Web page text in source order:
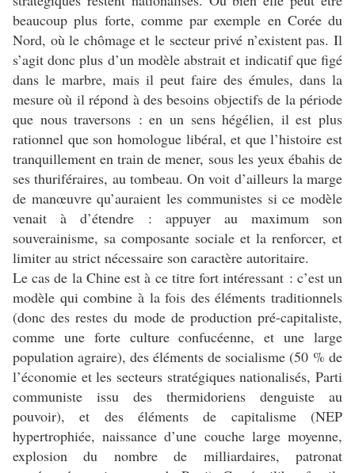
beaucoup plus forte, comme par exemple en Corée du
Nord, où le chômage et le secteur privé n’existent pas. Il
s’agit donc plus d’un modèle abstrait et indicatif que figé
dans le marbre, mais il peut faire des émules, dans la
mesure où il répond à des besoins objectifs de la période
que nous traversons : en un sens hégélien, il est plus
rationnel que son homologue libéral, et que l’histoire est
tranquillement en train de mener, sous les yeux ébahis de
ses thuriféraires, au tombeau. On voit d’ailleurs la marge
de manœuvre qu’auraient les communistes si ce modèle
venait à d’étendre : appuyer au maximum son
souverainisme, sa composante sociale et la renforcer, et
limiter au strict nécessaire son caractère autoritaire.
Le cas de la Chine est à ce titre fort intéressant : c’est un
modèle qui combine à la fois des éléments traditionnels
(donc des restes du mode de production pré-capitaliste,
comme une forte culture confucéenne, et une large
population agraire), des éléments de socialisme (50 % de
l’économie et les secteurs stratégiques nationalisés, Parti
communiste issu des thermidoriens denguiste au
pouvoir), et des éléments de capitalisme (NEP
hypertrophiée, naissance d’une couche large moyenne,
explosion du nombre de milliardaires, patronat